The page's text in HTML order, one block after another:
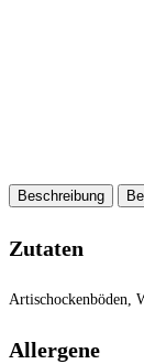
Beschreibung
Zutaten
Artischockenböden,
Allergene